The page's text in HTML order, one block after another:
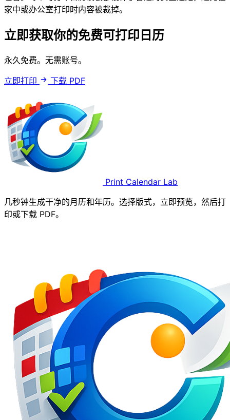
家中或办公室打印时内容被裁掉。
立即获取你的免费可打印日历
永久免费。无需账号。
立即打印
下载 PDF
Print Calendar Lab
几秒钟生成干净的月历和年历。选择版式，立即预览，然后打
印或下载 PDF。